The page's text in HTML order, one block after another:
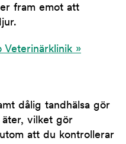
fram emot att
Veterinärklinik »
dålig tandhälsa gör
vilket gör
att du kontrollerar